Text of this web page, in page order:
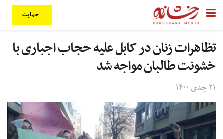
حمایت
تظاهرات زنان در کابل علیه حجاب اجباری با
خشونت طالبان مواجه شد
۲۱ جدی ۱۴۰۰